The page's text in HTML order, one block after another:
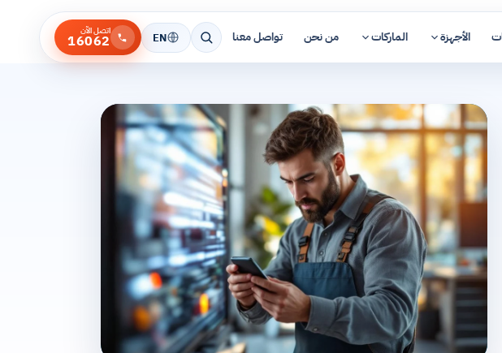
الأجهزة الماركات من نحن تواصل معنا EN اتصل الآن
16062